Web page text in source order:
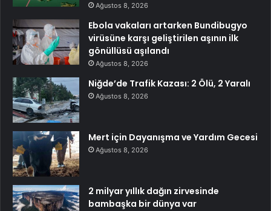
Ağustos 8, 2026
Ebola vakaları artarken Bundibugyo
virüsüne karşı geliştirilen aşının ilk
gönüllüsü aşılandı
Ağustos 8, 2026
Niğde’de Trafik Kazası: 2 Ölü, 2 Yaralı
Ağustos 8, 2026
Mert için Dayanışma ve Yardım Gecesi
Ağustos 8, 2026
2 milyar yıllık dağın zirvesinde
bambaşka bir dünya var